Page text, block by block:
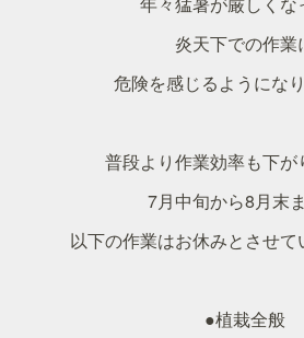
炎天下での作業
危険を感じるようになり
普段より作業効率も下が
7月中旬から8月末ま
以下の作業はお休みとさせて
●植栽全般